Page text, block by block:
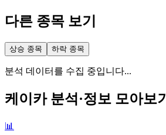
다른 종목 보기
상승 종목 하락 종목
분석 데이터를 수집 중입니다...
케이카분석·정보 모아보기
📊